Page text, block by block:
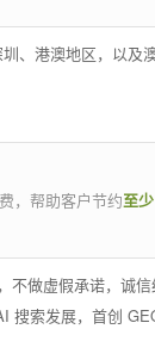
、港澳地区，以及
，帮助客户节约至
做虚假承诺，诚信
搜索发展，首创